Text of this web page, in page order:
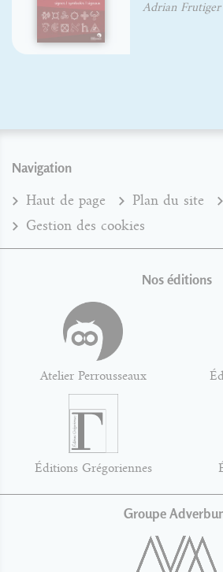
Adrian Frutiger
Navigation
Haut de page Plan du site
Gestion des cookies
Nos éditions
Atelier Perrousseaux
Éditions Grégoriennes
Groupe